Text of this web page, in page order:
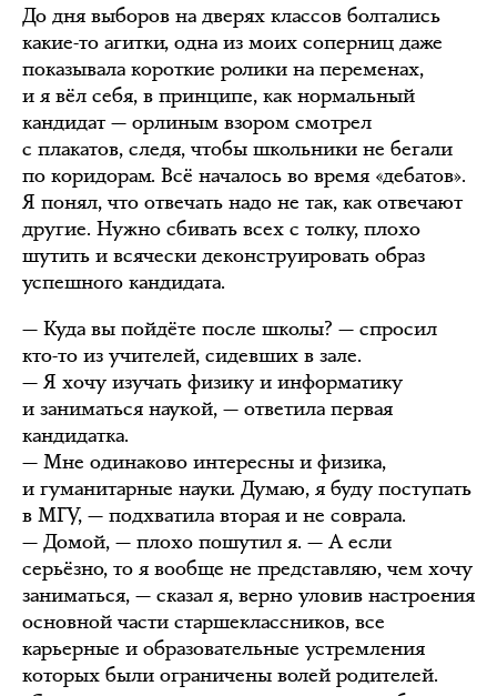
До дня выборов на дверях классов болтались
какие-то агитки, одна из моих соперниц даже
показывала короткие ролики на переменах,
и я вёл себя, в принципе, как нормальный
кандидат — орлиным взором смотрел
с плакатов, следя, чтобы школьники не бегали
по коридорам. Всё началось во время «дебатов».
Я понял, что отвечать надо не так, как отвечают
другие. Нужно сбивать всех с толку, плохо
шутить и всячески деконструировать образ
успешного кандидата.
— Куда вы пойдёте после школы? — спросил
кто-то из учителей, сидевших в зале.
— Я хочу изучать физику и информатику
и заниматься наукой, — ответила первая
кандидатка.
— Мне одинаково интересны и физика,
и гуманитарные науки. Думаю, я буду поступать
в МГУ, — подхватила вторая и не соврала.
— Домой, — плохо пошутил я. — А если
серьёзно, то я вообще не представляю, чем хочу
заниматься, — сказал я, верно уловив настроения
основной части старшеклассников, все
карьерные и образовательные устремления
которых были ограничены волей родителей.